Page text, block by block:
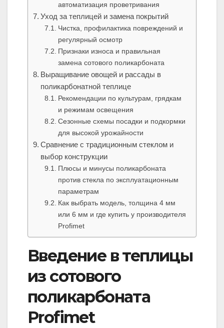
автоматизация проветривания
Уход за теплицей и замена покрытий
Чистка, профилактика повреждений и
регулярный осмотр
Признаки износа и правильная
замена сотового поликарбоната
Выращивание овощей и рассады в
поликарбонатной теплице
Рекомендации по культурам, грядкам
и режимам освещения
Сезонные схемы посадки и подкормки
для высокой урожайности
Сравнение с традиционным стеклом и
выбор конструкции
Плюсы и минусы поликарбоната
против стекла по эксплуатационным
параметрам
Как выбрать модель, толщина 4 мм
или 6 мм и где купить у производителя
Profimet
Введение в теплицы
из сотового
поликарбоната
Profimet